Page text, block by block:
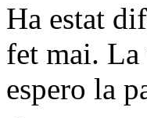
Ha estat
fet mai. La
espero la